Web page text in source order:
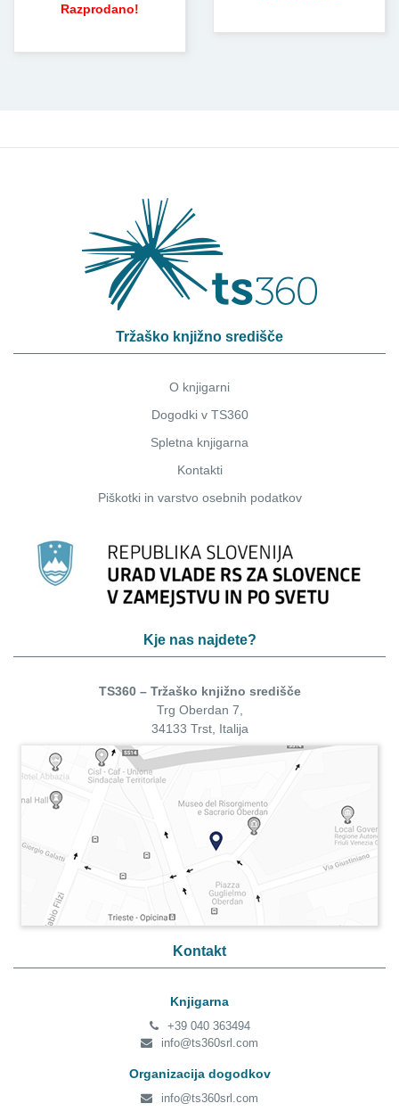
Razprodano!
Tržaško knjižno središče
O knjigarni
Dogodki v TS360
Spletna knjigarna
Kontakti
Piškotkiin varstvo osebnih podatkov
Kje nas najdete?
TS360 – Tržaško knjižno središče
Trg Oberdan 7,
34133 Trst, Italija
Kontakt
Knjigarna
+39 040 363494
info@ts360srl.com
Organizacija dogodkov
info@ts360srl.com